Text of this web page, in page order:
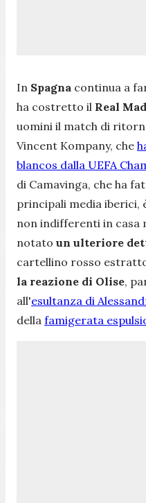
In Spagna continua a
ha costretto il Real
uomini il match di
Vincent Kompany, che
blancos dalla UEFA
di Camavinga, che ha
principali media iberici,
non indifferenti in casa
notato un ulteriore
cartellino rosso
la reazione di Olise,
all'esultanza di
della famigerata